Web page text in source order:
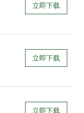
立即下载
立即下载
立即下载